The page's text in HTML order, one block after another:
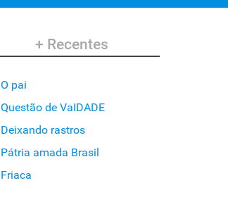
+ Recentes
O pai
Questão de VaIDADE
Deixando rastros
Pátria amada Brasil
Friaca